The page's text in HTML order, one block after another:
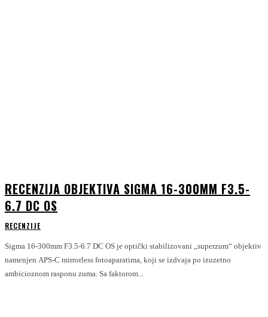
RECENZIJA OBJEKTIVA SIGMA 16-300MM F3.5-
6.7 DC OS
RECENZIJE
Sigma 16-300mm F3.5-6.7 DC OS je optički stabilizovani „superzum“ objektiv
namenjen APS-C mirrorless fotoaparatima, koji se izdvaja po izuzetno
ambicioznom rasponu zuma. Sa faktorom...